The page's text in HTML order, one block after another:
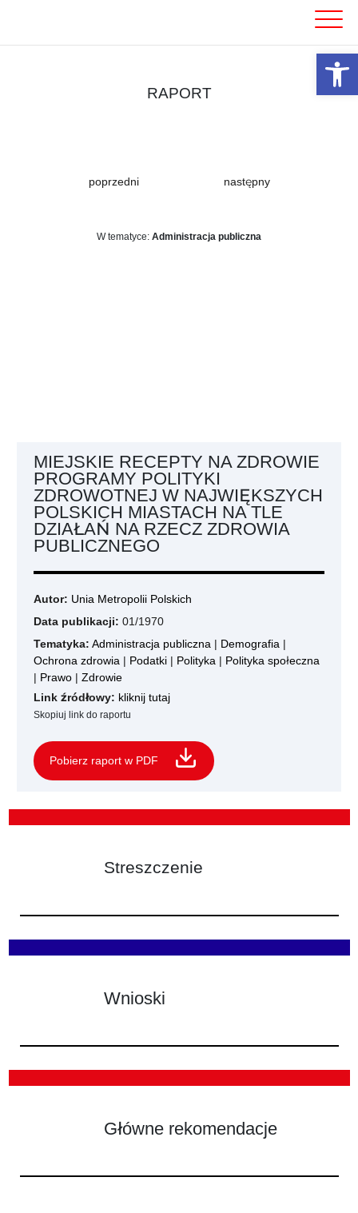
RAPORT
poprzedni następny
W tematyce: Administracja publiczna
MIEJSKIE RECEPTY NA ZDROWIE
PROGRAMY POLITYKI
ZDROWOTNEJ W NAJWIĘKSZYCH
POLSKICH MIASTACH NA TLE
DZIAŁAŃ NA RZECZ ZDROWIA
PUBLICZNEGO
Autor: Unia Metropolii Polskich
Data publikacji: 01/1970
Tematyka: Administracja publiczna | Demografia |
Ochrona zdrowia | Podatki | Polityka | Polityka społeczna
| Prawo | Zdrowie
Link źródłowy: kliknij tutaj
Skopiuj link do raportu
Pobierz raport w PDF
Streszczenie
Wnioski
Główne rekomendacje